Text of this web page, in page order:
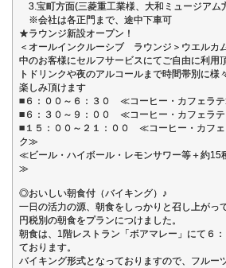
3.宝町方面(三菱重工業様、大和ミュージアム
※会社は各正門まで、途中下車可
★ラウンジ新設オープン！
＜オールインクルーシブ ラウンジ＞ウエルカ
中のお客様にセルフサービスにてご自由に利用
トドリンクや夜のアルコールまで時間帯別に様
楽しみ頂けます
■６：００～６：３０ ≪コーヒー・カフェラ
■６：３０～９：００ ≪コーヒー・カフェラ
■１５：００～２１：００ ≪コーヒー・カフェ
ク≫
≪ビール・ハイボール・レモンサワー等＋約15
≫
◎おいしい朝食付（バイキング）♪
一日の活力の源、朝食をしっかりと召し上がっ
円税別の朝食をプランにつけました。
朝食は、1階レストラン「ボアマレー」にて６
ております。
バイキング形式となっておりますので、フルー